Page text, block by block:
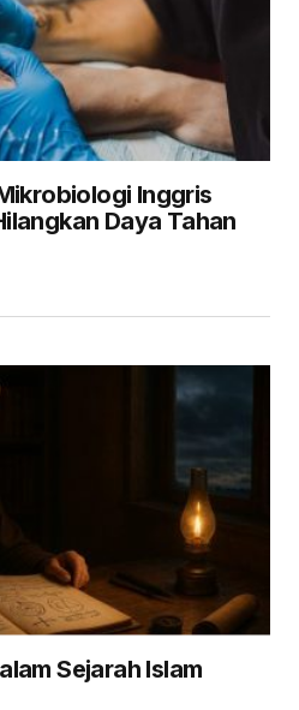
Inggris
Daya Tahan
Sejarah Islam